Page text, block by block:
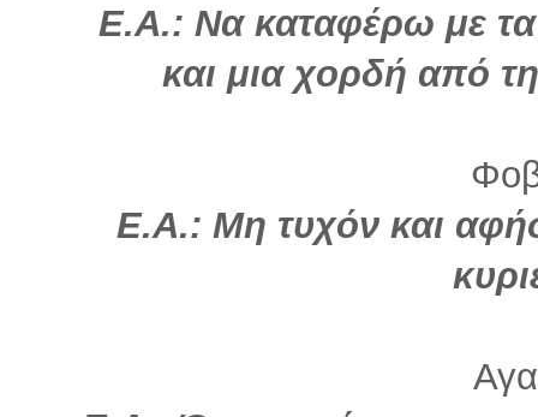
Ε.Α.: Να καταφέρω με τα
και μια χορδή από
Ε.Α.: Μη τυχόν και